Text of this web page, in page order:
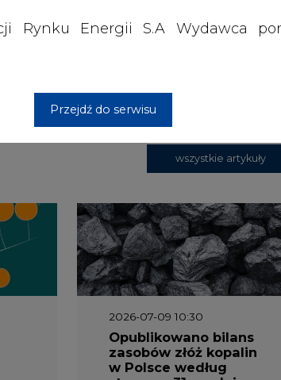
osobowych, w tym informacje o
2026-07-09 10:30
Opublikowano bilans
zasobów złóż kopalin
w Polsce według
stanu na 31 grudnia
2025 r.